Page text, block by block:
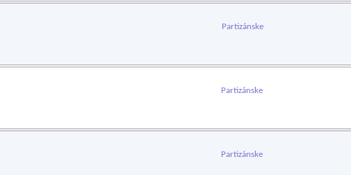
Partizánske
Partizánske
Partizánske